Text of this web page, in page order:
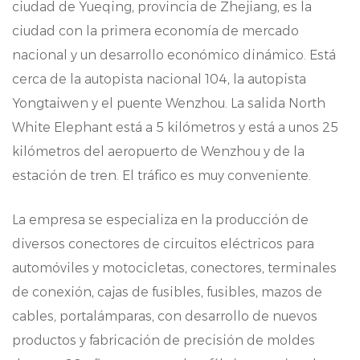
en entornos exigentes.
Conexión segura: con su diseño preciso y
mecanismo de bloqueo, nuestro conector
proporciona una conexión segura y estable,
reduciendo el riesgo de desconexiones o
interrupciones de la señal.
cumplir con los estándares de la industria,
nuestro conector es compatible con una
amplia gama de dispositivos y sistemas,
ofreciendo flexibilidad en la aplicación.
Instalación fácil: con un diseño fácil de usar,
ciudad de Yueqing, provincia de Zhejiang, es la
ciudad con la primera economía de mercado
nacional y un desarrollo económico dinámico. Está
cerca de la autopista nacional 104, la autopista
Yongtaiwen y el puente Wenzhou. La salida North
White Elephant está a 5 kilómetros y está a unos 25
kilómetros del aeropuerto de Wenzhou y de la
estación de tren. El tráfico es muy conveniente.
La empresa se especializa en la producción de
diversos conectores de circuitos eléctricos para
automóviles y motocicletas, conectores, terminales
de conexión, cajas de fusibles, fusibles, mazos de
cables, portalámparas, con desarrollo de nuevos
productos y fabricación de precisión de moldes